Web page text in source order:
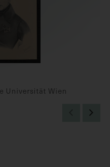
Universität Wien